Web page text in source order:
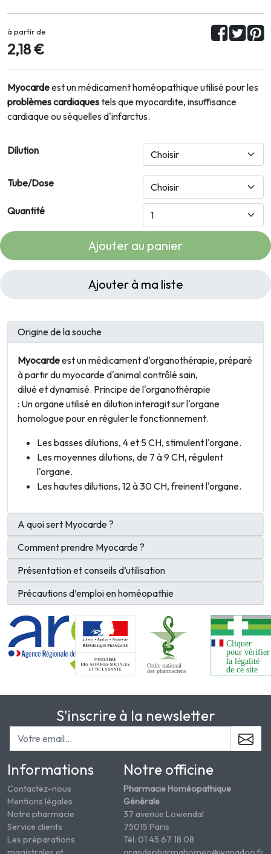
à partir de
2,18 €
Myocardeest un médicament homéopathique utilisé pour les
problèmes cardiaquestels que myocardite, insuffisance
cardiaque ou séquelles d'infarctus.
Dilution
Tube/Dose
Quantité
Ajouter au panier
Ajouter à ma liste
Origine de la souche
Myocardeest un médicament d'organothérapie, préparé
à partir du myocarde d'animal contrôlé sain,
dilué et dynamisé. Principe de l'organothérapie
: Unorgane utilisé en dilution interagit sur l'organe
homologue pour en réguler le fonctionnement.
Les basses dilutions, 4 et 5 CH, stimulent l'organe.
Les moyennes dilutions, de 7 à 9 CH, régulent
l'organe.
Les hautes dilutions, 12 à 30 CH, freinent l'organe.
A quoi sert Myocarde ?
Comment prendre Myocarde ?
Présentation et conseils d’utilisation
Précautions d’emploi en homéopathie
S'inscrire à la newsletter
Informations
Contactez-nous
Mentions légales
Notre pharmacie
Service clients
Les préparations
Notre officine
Pharmacie Homéopathique
Générale
37 avenue Lowendal
75015 Paris
Tél. 01 45 67 18 08